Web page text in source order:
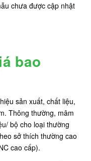
chưa được cập nhật
bao
sản xuất, chất liệu,
Thông thường, mâm
bộ cho loại thường
sở thích thường cao
cao cấp).